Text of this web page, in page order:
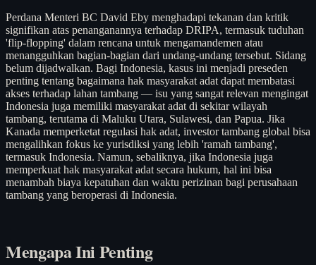
Perdana Menteri BC David Eby menghadapi tekanan dan kritik
signifikan atas penanganannya terhadap DRIPA, termasuk tuduhan
'flip-flopping' dalam rencana untuk mengamandemen atau
menangguhkan bagian-bagian dari undang-undang tersebut. Sidang
belum dijadwalkan. Bagi Indonesia, kasus ini menjadi preseden
penting tentang bagaimana hak masyarakat adat dapat membatasi
akses terhadap lahan tambang — isu yang sangat relevan mengingat
Indonesia juga memiliki masyarakat adat di sekitar wilayah
tambang, terutama di Maluku Utara, Sulawesi, dan Papua. Jika
Kanada memperketat regulasi hak adat, investor tambang global bisa
mengalihkan fokus ke yurisdiksi yang lebih 'ramah tambang',
termasuk Indonesia. Namun, sebaliknya, jika Indonesia juga
memperkuat hak masyarakat adat secara hukum, hal ini bisa
menambah biaya kepatuhan dan waktu perizinan bagi perusahaan
tambang yang beroperasi di Indonesia.
Mengapa Ini Penting